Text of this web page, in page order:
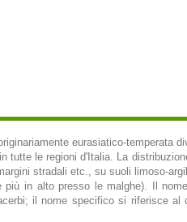
eurasiatico-temperata
tutte le regioni d'Italia. La
stradali etc., su suoli limoso-
in alto presso le malghe). Il
il nome specifico si riferisce